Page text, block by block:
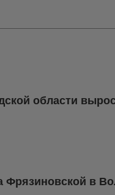
области
Фрязиновской в